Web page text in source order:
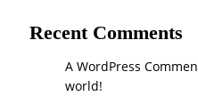
Recent Comments
A WordPress
world!